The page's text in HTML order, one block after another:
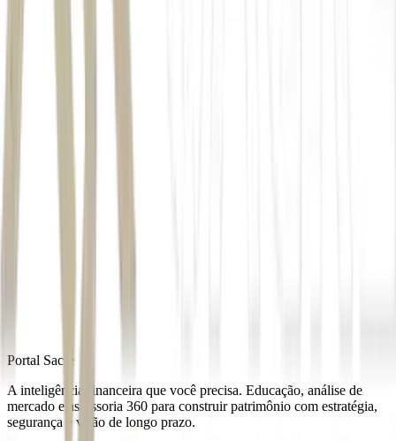
Portal Sacre
A inteligência financeira que você precisa. Educação, análise de
mercado e assessoria 360 para construir patrimônio com estratégia,
segurança e visão de longo prazo.